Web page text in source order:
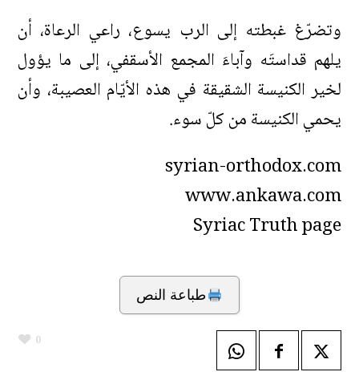
وتضرّغ غبطته إلى الرب يسوع، راعي الرعاة، أن
يلهم قداستَه وآباءَ المجمع الأسقفي، إلى ما يؤول
لخير الكنيسة الشقيقة في هذه الأيّام العصيبة، وأن
يحمي الكنيسة من كلّ سوء.
syrian-orthodox.com
www.ankawa.com
Syriac Truth page
طباعة النص
0